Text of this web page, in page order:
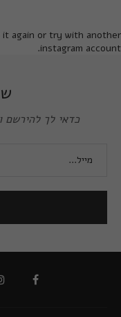
it again or try with another
instagram account.
כדאי לך להירשם